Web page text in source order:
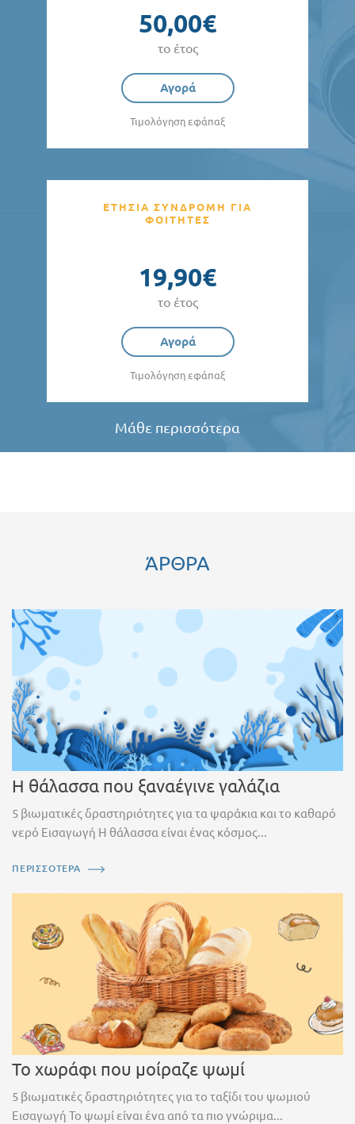
50,00€
το έτος
Αγορά
Τιμολόγηση εφάπαξ
ΕΤΗΣΙΑ ΣΥΝΔΡΟΜΗ ΓΙΑ
ΦΟΙΤΗΤΕΣ
19,90€
το έτος
Αγορά
Τιμολόγηση εφάπαξ
Μάθε περισσότερα
ΆΡΘΡΑ
Η θάλασσα που ξαναέγινε γαλάζια
5 βιωματικές δραστηριότητες για τα ψαράκια και το καθαρό
νερό Εισαγωγή Η θάλασσα είναι ένας κόσμος...
ΠΕΡΙΣΣΟΤΕΡΑ
Το χωράφι που μοίραζε ψωμί
5 βιωματικές δραστηριότητες για το ταξίδι του ψωμιού
Εισαγωγή Το ψωμί είναι ένα από τα πιο γνώριμα...